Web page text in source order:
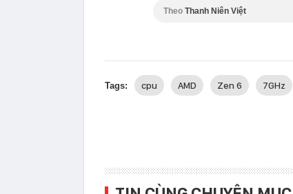
Theo Thanh Niên Việt
Tags: cpu AMD Zen 6 7GHz